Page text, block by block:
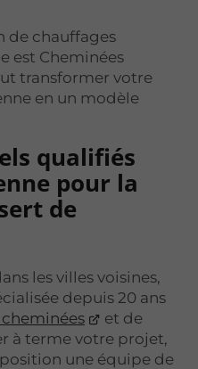
de chauffages
est Cheminées
transformer votre
en un modèle
qualifiés
pour la
de
les villes voisines,
depuis 20 ans
cheminées
et de
à terme votre projet,
une équipe de